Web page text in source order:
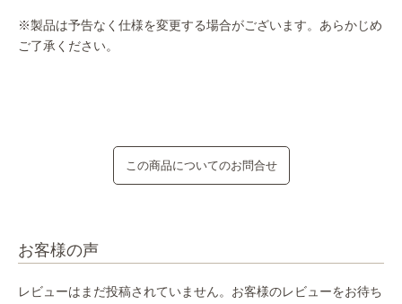
※製品は予告なく仕様を変更する場合がございます。あらかじめ
ご了承ください。
この商品についてのお問合せ
お客様の声
レビューはまだ投稿されていません。お客様のレビューをお待ち